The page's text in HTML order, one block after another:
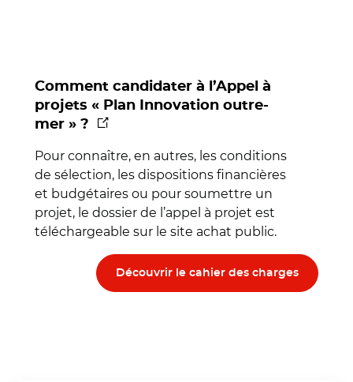
Comment candidater à l’Appel à
projets « Plan Innovation outre-
mer » ?
(nouvelle fenêtre)
Pour connaître, en autres, les conditions
de sélection, les dispositions financières
et budgétaires ou pour soumettre un
projet, le dossier de l’appel à projet est
téléchargeable sur le site achat public.
Découvrir le cahier des charges